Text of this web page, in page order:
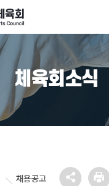
체육회소식
채용공고